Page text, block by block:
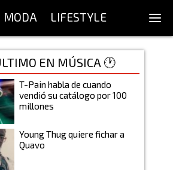
MODA LIFESTYLE
EN MÚSICA 🕐
T-Pain habla de cuando
vendió su catálogo por 100
millones
Young Thug quiere fichar a
Quavo